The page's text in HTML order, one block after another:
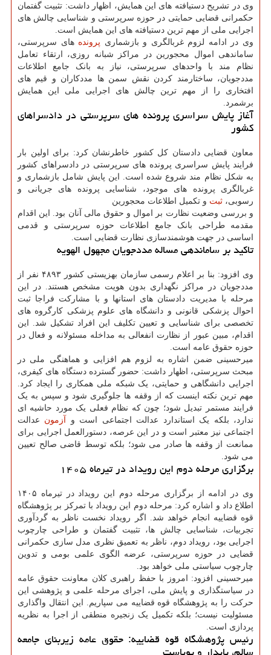
وی در تشریح دستیافته های این همایش، اظهار داشت: تثبیت گفتمان
حکمرانی قضایی حمایتی در حوزه سرپرستی و شناسایی چالش های
اجرایی ملی از مهم ترین دستیافته های این همایش است.
وی در ادامه لزوم غربالگری و بازشماری پرونده های سرپرستی،
ساماندهی اموال محجورین در مراکز شبانه روزی، ارتقاء تعامل
نظام مند با واحدهای سرپرستی، نیاز به بانک جامع اطلاعات
مددجویان، ساختارمند کردن نقش سمن ها مددکاران و قیم های
افتخاری را از مهم ترین چالش های اجرایی ملی این همایش
برشمرد.
آغاز پایش سراسری پرونده های سرپرستی در دادسراهای
کشور
معاون قضایی دادستان کل کشور خاطرنشان کرد: برای اولین بار
فرایند پایش سراسری پرونده های سرپرستی در دادسراهای کشور
به شکل نظام مند شروع شده است. این پایش شامل بازشماری و
غربالگری پرونده های موجود، شناسایی پرونده های جریانی و
رسوبی، ثبت و تکمیل اطلاعات محجورین
و بررسی وضعیت نظارت بر اموال و حقوق مالی آنان بود. این اقدام
مقدمه طراحی بانک جامع اطلاعات حوزه سرپرستی و قدمی
اساسی در جهت هوشمندسازی نظارت قضایی است.
تاکید بر ساماندهی مساله مددجویان مجهول الهویه
وی افزود: بنا بر اعلام رسمی سازمان بهزیستی کشور ۴۸۹۳ نفر از
مددجویان در مراکز نگهداری بدون هویت مشخص هستند. در این
مرحله با مدیریت دادستان های استانها و با مشارکت فراجا ثبت
احوال پزشکی قانونی و دانشگاه های علوم پزشکی کارگروه های
تخصصی برای شناسایی و تعیین تکلیف این افراد تشکیل شد. این
اقدام، مبین عبور از نظارت انفعالی به مداخله مسئولانه و فعال در
حوزه حقوق عامه است.
میرحسینی ضمن اشاره به لزوم هم افزایی و هماهنگی ملی در
مبحث سرپرستی، اظهار داشت: حضور گسترده دستگاه های کیفری،
اجرایی دانشگاهی و حمایتی، یک شبکه ملی همکاری را ایجاد کرد.
مهم ترین نکته اینست که از وقفه ها جلوگیری شود و سپس به یک
فرایند مستمر تبدیل شود؛ چون که نظام فعلی یک مورد حاشیه ای
ندارد، بلکه یک استاندارد عدالت اجتماعی است و آزمون عدالت
اجتماعی نیز معتبر است و در این عرصه، دستورالعمل اجرایی برای
ممانعت از وقفه ها صادر می شود؛ بلکه توسط قاضی صالح تعیین
می شود.
برگزاری مرحله دوم این رویداد در تیرماه ۱۴۰۵
وی در ادامه از برگزاری مرحله دوم این رویداد در تیرماه ۱۴۰۵
اطلاع داد و اشاره کرد: مرحله دوم این رویداد با تمرکز بر پژوهشگاه
قوه قضاییه انجام خواهد شد. اگر رویداد نخست ناظر به گردآوری
تجربیات، شناسایی چالش ها، تثبیت گفتمان و طراحی چارچوب
اجرایی بود، رویداد دوم، ناظر به تعمیق نظری مدل سازی حکمرانی
قضایی در حوزه سرپرستی، عرضه الگوی علمی بومی و تدوین
چارچوب سیاستی ملی خواهد بود.
میرحسینی افزود: امروز با حفظ راهبری کلان معاونت حقوق عامه
در سیاستگذاری و پایش ملی، اجرای مرحله علمی و پژوهشی این
حرکت را به پژوهشگاه قوه قضاییه می سپاریم. این انتقال واگذاری
مسئولیت نیست؛ بلکه تکمیل یک زنجیره منطقی از اجرا به نظریه
پردازی است.
رئیس پژوهشگاه قوه قضاییه: حقوق عامه زیربنای جامعه